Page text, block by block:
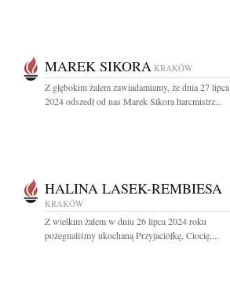
MAREK SIKORA KRAKÓW
Z głębokim żalem zawiadamiamy, że dnia 27 lipca
2024 odszedł od nas Marek Sikora harcmistrz...
HALINA LASEK-REMBIESA
KRAKÓW
Z wielkim żalem w dniu 26 lipca 2024 roku
pożegnaliśmy ukochaną Przyjaciółkę, Ciocię,...